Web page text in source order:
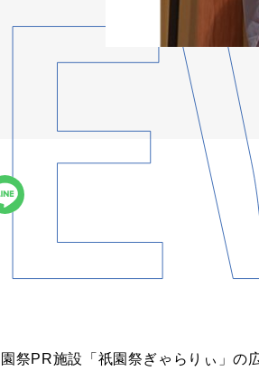
祭PR施設「祇園祭ぎゃらりぃ」の